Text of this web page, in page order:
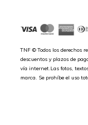
TNF © Todos los derechos
descuentos y plazos de
vía internet.Las fotos,
marca. Se prohíbe el uso